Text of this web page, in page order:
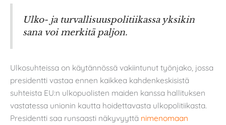
Ulko- ja turvallisuuspolitiikassa yksikin
sana voi merkitä paljon.
Ulkosuhteissa on käytännössä vakiintunut työnjako, jossa
presidentti vastaa ennen kaikkea kahdenkeskisistä
suhteista EU:n ulkopuolisten maiden kanssa hallituksen
vastatessa unionin kautta hoidettavasta ulkopolitiikasta.
Presidentti saa runsaasti näkyvyyttä nimenomaan